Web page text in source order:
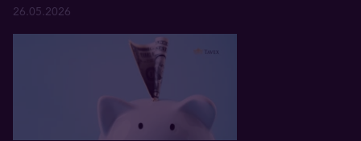
26.05.2026